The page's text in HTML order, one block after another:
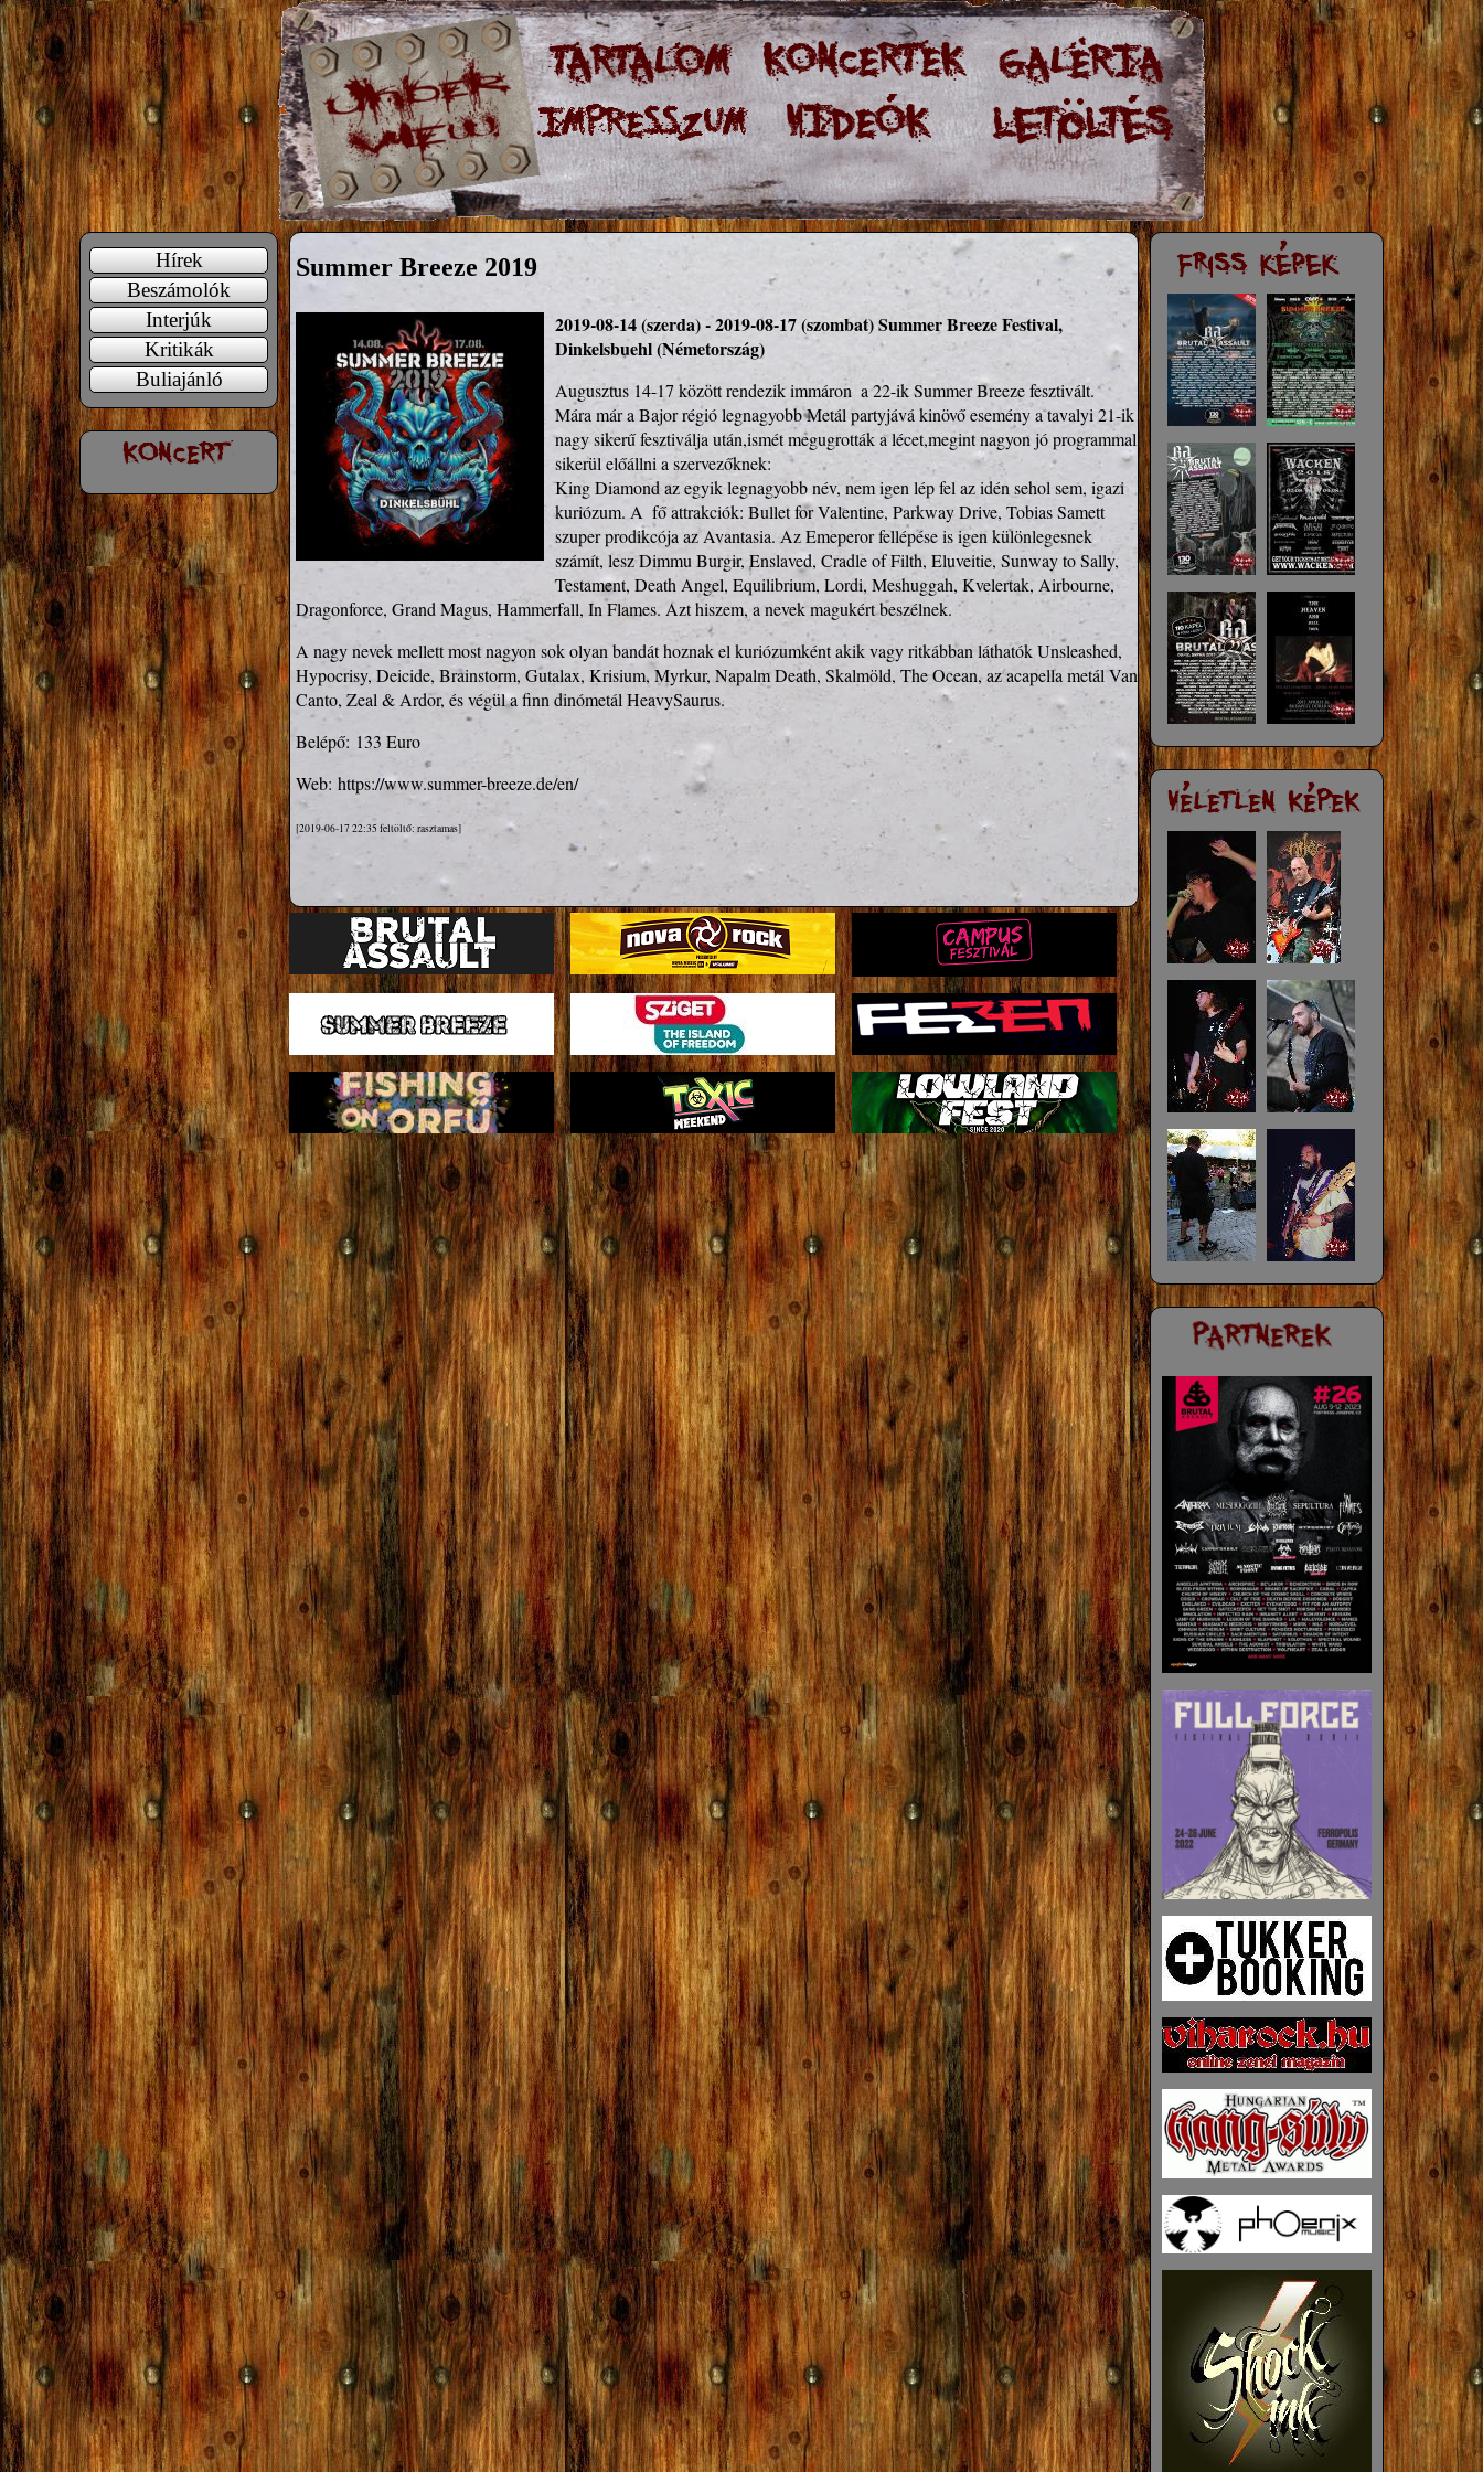
Hírek
Beszámolók
Interjúk
Kritikák
Buliajánló
Summer Breeze 2019
2019-08-14 (szerda) - 2019-08-17 (szombat)Summer Breeze Festival,
Dinkelsbuehl (Németország)
Augusztus 14-17 között rendezik immáron  a 22-ik Summer Breeze fesztivált.
Mára már a Bajor régió legnagyobb Metál partyjává kinövő esemény a tavalyi 21-ik
nagy sikerű fesztiválja után,ismét megugrották a lécet,megint nagyon jó programmal
sikerül előállni a szervezőknek:
King Diamond az egyik legnagyobb név, nem igen lép fel az idén sehol sem, igazi
kuriózum. A  fő attrakciók: Bullet for Valentine, Parkway Drive, Tobias Samett
szuper prodikcója az Avantasia. Az Emeperor fellépése is igen különlegesnek
számít, lesz Dimmu Burgir, Enslaved, Cradle of Filth, Eluveitie, Sunway to Sally,
Testament, Death Angel, Equilibrium, Lordi, Meshuggah, Kvelertak, Airbourne,
A nagy nevek mellett most nagyon sok olyan bandát hoznak el kuriózumként akik vagy ritkábban láthatók Unsleashed,
Hypocrisy, Deicide, Brainstorm, Gutalax, Krisium, Myrkur, Napalm Death, Skalmöld, The Ocean, az acapella metál Van
Canto, Zeal & Ardor, és végül a finn dinómetál HeavySaurus.
Belépő: 133 Euro
Web: https://www.summer-breeze.de/en/
[2019-06-17 22:35 feltöltő: rasztamas]